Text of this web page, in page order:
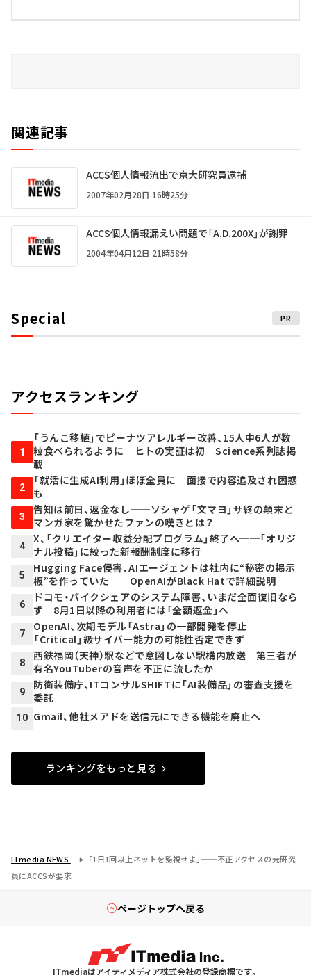
関連記事
ACCS個人情報流出で京大研究員逮捕
2007年02月28日 16時25分
ACCS個人情報漏えい問題で「A.D.200X」が謝罪
2004年04月12日 21時58分
Special PR
アクセスランキング
1
「うんこ移植」でピーナツアレルギー改善、15人中6人が数
粒食べられるように ヒトの実証は初 Science系列誌掲
載
2
「就活に生成AI利用」ほぼ全員に 面接で内容追及され困惑
も
3
告知は前日、返金なし──ソシャゲ「文マヨ」サ終の顛末と
マンガ家を驚かせたファンの嘆きとは？
4
X、「クリエイター収益分配プログラム」終了へ──「オリジ
ナル投稿」に絞った新報酬制度に移行
5
Hugging Face侵害、AIエージェントは社内に“秘密の掲示
板”を作っていた──OpenAIがBlack Hatで詳細説明
6
ドコモ・バイクシェアのシステム障害、いまだ全面復旧なら
ず 8月1日以降の利用者には「全額返金」へ
7
OpenAI、次期モデル「Astra」の一部開発を停止
「Critical」級サイバー能力の可能性否定できず
8
西鉄福岡（天神）駅などで意図しない駅構内放送 第三者が
有名YouTuberの音声を不正に流したか
9
防衛装備庁、ITコンサルSHIFTに「AI装備品」の審査支援を
委託
10 Gmail、他社メアドを送信元にできる機能を廃止へ
ランキングをもっと見る
ITmedia NEWS
「1日1回以上ネットを監視せよ」──不正アクセスの元研究
員にACCSが要求
ページトップへ戻る
ITmediaはアイティメディア株式会社の登録商標です。